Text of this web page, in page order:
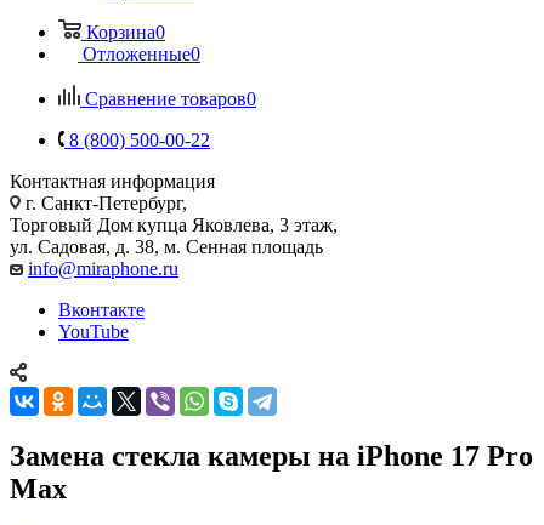
Корзина0
Отложенные0
Сравнение товаров0
8 (800) 500-00-22
Контактная информация
г. Санкт-Петербург,
Торговый Дом купца Яковлева, 3 этаж,
ул. Садовая, д. 38, м. Сенная площадь
info@miraphone.ru
Вконтакте
YouTube
Замена стекла камеры на iPhone 17 Pro
Max